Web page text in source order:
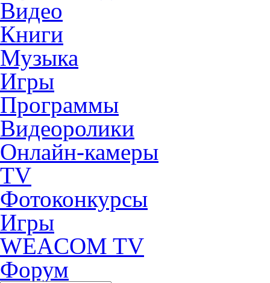
Видео
Книги
Музыка
Игры
Программы
Видеоролики
Онлайн-камеры
TV
Фотоконкурсы
Игры
WEACOM TV
Форум